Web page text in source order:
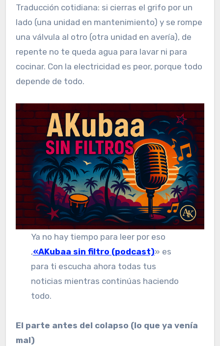
Traducción cotidiana: si cierras el grifo por un
lado (una unidad en mantenimiento) y se rompe
una válvula al otro (otra unidad en avería), de
repente no te queda agua para lavar ni para
cocinar. Con la electricidad es peor, porque todo
depende de todo.
Ya no hay tiempo para leer por eso
,«AKubaa sin filtro (podcast)» es
para ti escucha ahora todas tus
noticias mientras continúas haciendo
todo.
El parte antes del colapso (lo que ya venía
mal)